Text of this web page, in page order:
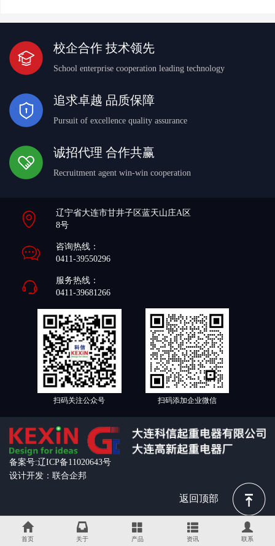
校企合作 技术领先
School enterprise cooperation leading technology
追求卓越 品质保障
Pursuit of excellence quality assurance
诚招代理 合作共赢
Recruitment agent win-win cooperation
辽宁省大连市甘井子区蓝天山庄A区
8号
咨询热线：
0411-39550296
服务热线：
0411-39681266
扫码关注公众号 扫码添加企业微信
备案号:辽ICP备11020643号
设计开发：联合企邦
返回顶部
首页 关于 产品 资讯 联系